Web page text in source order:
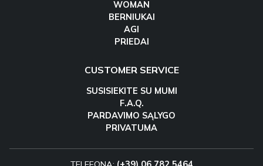
WOMAN
BERNIUKAI
AGI
PRIEDAI
CUSTOMER SERVICE
SUSISIEKITE SU MUMI
F.A.Q.
PARDAVIMO SĄLYGO
PRIVATUMA